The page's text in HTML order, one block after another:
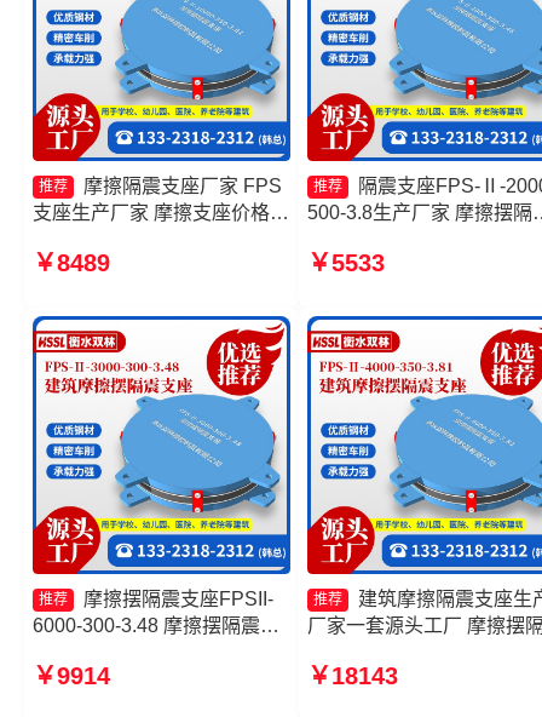
推荐
摩擦隔震支座厂家 FPS
支座生产厂家 摩擦支座价格
300-3.48生产厂家
￥8489
推荐
隔震支座FPS-Ⅱ-
500-3.8生产厂家 摩擦摆隔
减隔震型支座源头工厂 摩
￥5533
推荐
摩擦摆隔震支座FPSII-
6000-300-3.48 摩擦摆隔震支
摩擦摆隔震支座FPSII-6000-
￥9914
推荐
建筑摩擦隔震支座生
厂家一套源头工厂 摩擦摆
家 摩擦式隔震支座源头工
￥18143